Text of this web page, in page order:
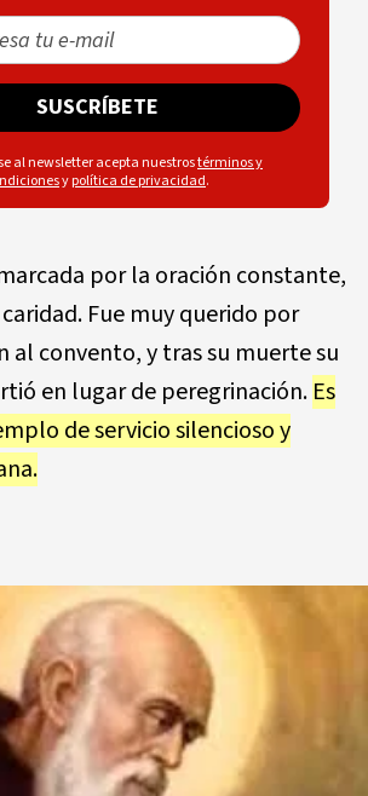
SUSCRÍBETE
al newsletter acepta nuestrostérminos y
ypolítica de privacidad.
por la oración constante,
Fue muy querido por
al convento, y tras su muerte su
en lugar de peregrinación. Es
de servicio silencioso y